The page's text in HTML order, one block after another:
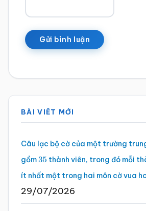
Sidebar
chính
BÀI VIẾT MỚI
Câu lạc bộ cờ của một trường
gồm35 thành viên, trong đó mỗi
ít nhất một trong hai môn cờ vua
29/07/2026